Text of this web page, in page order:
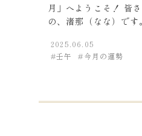
月」へようこそ！ 皆さま、 占い船ホヌ
の、渚那（なな）です。 いよいよ新し
日から始まる今月は、
赤金星」の月、 そし
2025.06.05
壬午
今月の運勢